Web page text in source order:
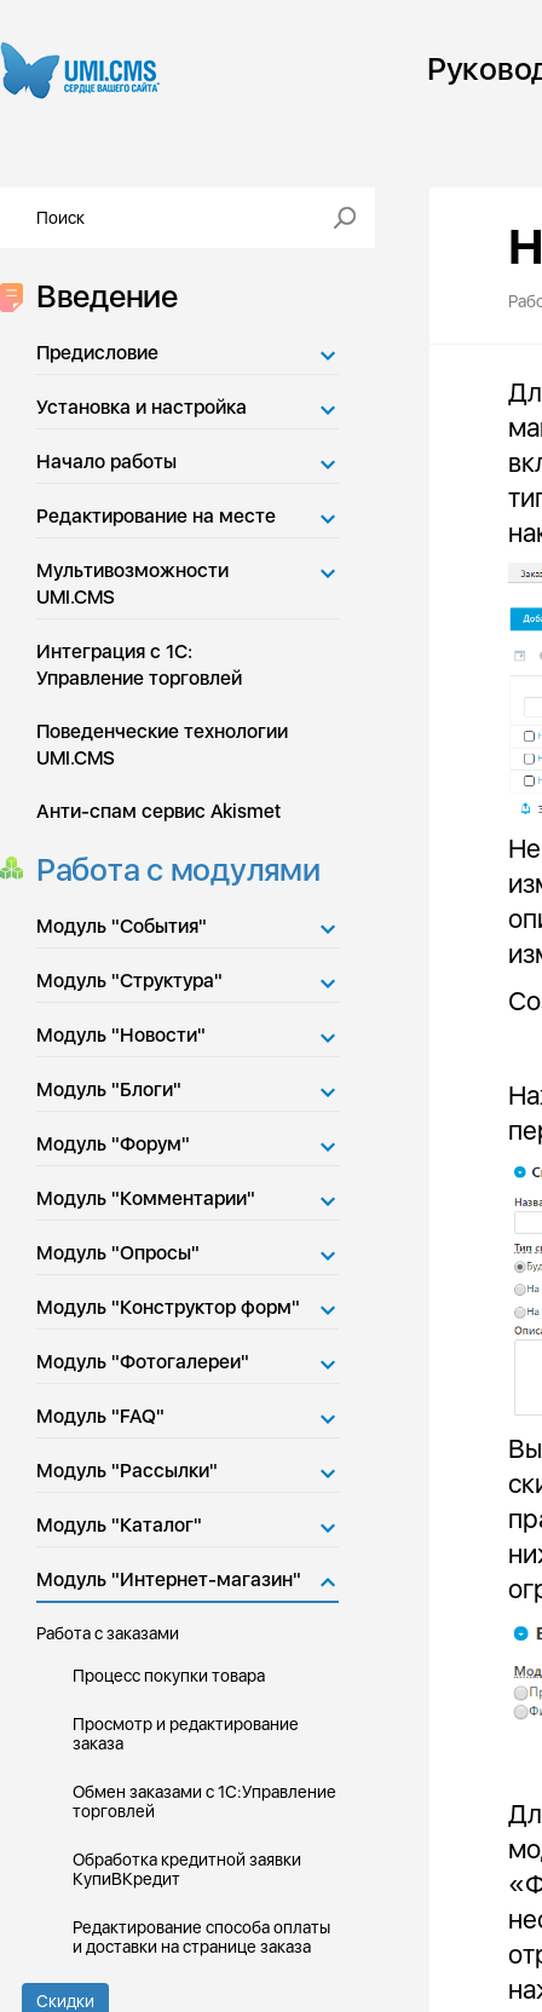
Введение
Предисловие
Установка и настройка
Начало работы
Редактирование на месте
Мультивозможности
UMI.CMS
Интеграция с 1С:
Управление торговлей
Поведенческие технологии
UMI.CMS
Анти-спам сервис Akismet
Работа с модулями
Модуль "События"
Модуль "Структура"
Модуль "Новости"
Модуль "Блоги"
Модуль "Форум"
Модуль "Комментарии"
Модуль "Опросы"
Модуль "Конструктор форм"
Модуль "Фотогалереи"
Модуль "FAQ"
Модуль "Рассылки"
Модуль "Каталог"
Модуль "Интернет-магазин"
Работа с заказами
Процесс покупки товара
Просмотр и редактирование
заказа
Обмен заказами с 1С:Управление
торговлей
Обработка кредитной заявки
КупиВКредит
Редактирование способа оплаты
и доставки на странице заказа
Скидки